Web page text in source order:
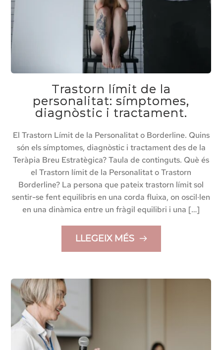
Trastorn límit de la
personalitat: símptomes,
diagnòstic i tractament.
El Trastorn Límit de la Personalitat o Borderline. Quins
són els símptomes, diagnòstic i tractament des de la
Teràpia Breu Estratègica? Taula de continguts. Què és
el Trastorn límit de la Personalitat o Trastorn
Borderline? La persona que pateix trastorn límit sol
sentir-se fent equilibris en una corda fluixa, on oscil·len
en una dinàmica entre un fràgil equilibri i una […]
LLEGEIX MÉS